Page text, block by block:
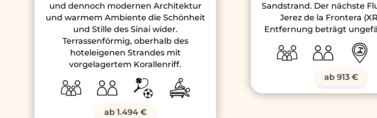
und dennoch modernen Architektur
und warmem Ambiente die Schönheit
und Stille des Sinai wider.
Terrassenförmig, oberhalb des
hoteleigenen Strandes mit
vorgelagertem Korallenriff.
ab 1.494 €
Sandstrand. Der nächste
Jerez de la Frontera
Entfernung beträgt
ab 913 €